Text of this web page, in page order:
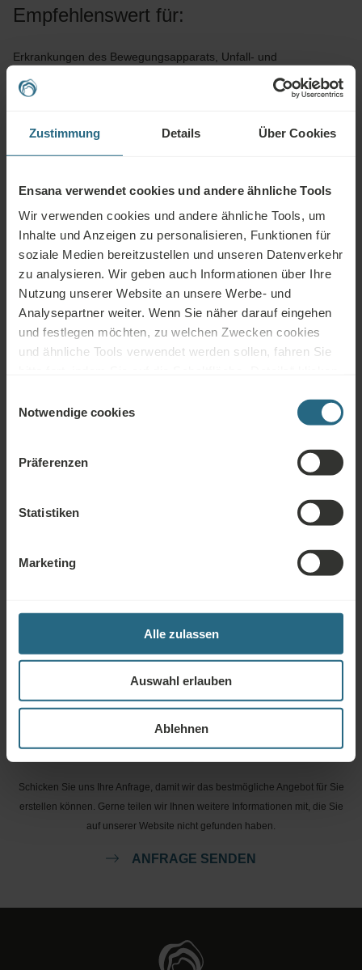
Zustimmung Details Über Cookies
Ensana verwendet cookies und andere ähnliche Tools
Wir verwenden cookies und andere ähnliche Tools, um
Inhalte und Anzeigen zu personalisieren, Funktionen für
soziale Medien bereitzustellen und unseren Datenverkehr
zu analysieren. Wir geben auch Informationen über Ihre
Nutzung unserer Website an unsere Werbe- und
Analysepartner weiter. Wenn Sie näher darauf eingehen
und festlegen möchten, zu welchen Zwecken cookies
und ähnliche Tools verwendet werden sollen, fahren Sie
Schaltfläche „Alle aktivieren“ fort.
Notwendige cookies
Präferenzen
Statistiken
Marketing
Alle zulassen
Auswahl erlauben
Ablehnen
Empfehlenswert für:
Erkrankungen des Bewegungsapparats, Unfall- und
orthopädische Rehabilitation, Stress, Erschöpfung, Stoffwechsel-
und Kreislauferkrankungen, Bindegewebserkrankungen,
Es kann in den folgenden Fällen nicht
verwendet werden:
Infektionskrankheiten, Fieber, akute Entzündung, unbehandelte
oder unkontrollierte Hypertonie, Epilepsie, akute Thrombose,
Beingeschwüre und andere Hautschädigungen, manche
Hautkrankheiten, Inkontinenz, Schwangerschaft, Psychose,
Alkohol- oder Drogenmissbrauch, unheilbare Malignome und
Blutkrankheiten
Bitte kontaktieren Sie uns, wenn Sie Fragen zu unseren Ensana-Hotels oder
Dienstleistungen haben. Für Fragen und Antworten im Zusammenhang mit
Treueprogramm beitreten möchten, um weitere Rabatte und Vorteile zu
JETZT BUCHEN
Anfragen
Schicken Sie uns Ihre Anfrage, damit wir das bestmögliche Angebot für Sie
erstellen können. Gerne teilen wir Ihnen weitere Informationen mit, die Sie
auf unserer Website nicht gefunden haben.
ANFRAGE SENDEN